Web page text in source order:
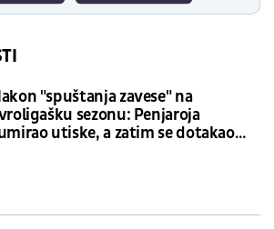
"spuštanja zavese" na
sezonu: Penjaroja
utiske, a zatim se dotakao